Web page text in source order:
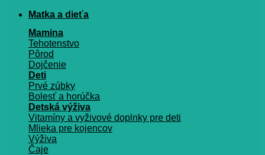
Matka a dieťa
Mamina
Tehotenstvo
Pôrod
Dojčenie
Deti
Prvé zúbky
Bolesť a horúčka
Detská výživa
Vitamíny a vyživové doplnky pre deti
Mlieka pre kojencov
Výživa
Čaje